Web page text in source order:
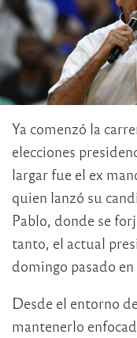
Ya comenzó la
elecciones
largar fue el ex
quien lanzó su
Pablo, donde se
tanto, el actual
domingo pasado en
Desde el entorno
mantenerlo